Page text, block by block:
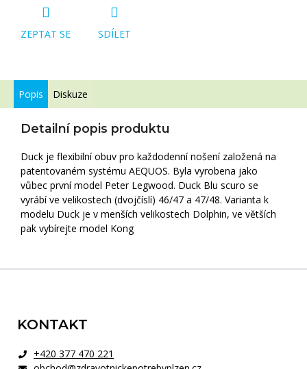
ZEPTAT SE SDÍLET
Popis Diskuze
Detailní popis produktu
Duck je flexibilní obuv pro každodenní nošení založená na
patentovaném systému AEQUOS. Byla vyrobena jako
vůbec první model Peter Legwood. Duck Blu scuro se
vyrábí ve velikostech (dvojčíslí) 46/47 a 47/48. Varianta k
modelu Duck je v menších velikostech Dolphin, ve větších
pak vybírejte model Kong
KONTAKT
+420 377 470 221